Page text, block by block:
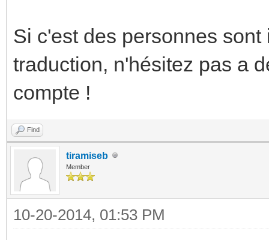
Si c'est des personnes
traduction, n'hésitez pas a
compte !
Find
tiramiseb
Member
10-20-2014, 01:53 PM